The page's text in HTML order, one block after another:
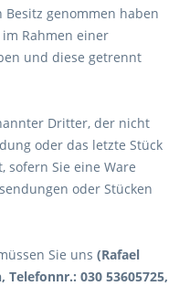
genommen haben
Rahmen einer
und diese getrennt
Dritter, der nicht
oder das letzte Stück
sofern Sie eine Ware
oder Stücken
Sie uns (Rafael
Telefonnr.: 030 53605725,